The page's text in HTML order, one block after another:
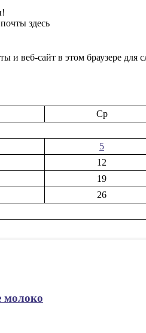
здесь
и веб-сайт в этом браузере для
Ср
5
12
19
26
молоко